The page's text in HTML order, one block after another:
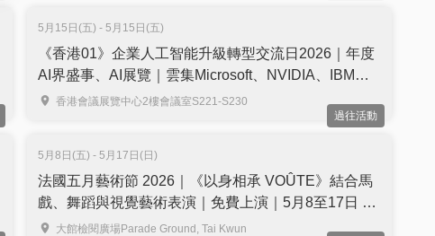
5月15日(五) - 5月15日(五)
《香港01》企業人工智能升級轉型交流日2026｜年度
AI界盛事、AI展覽｜雲集Microsoft、NVIDIA、IBM等
國際品牌代表同場分享｜免費學ChatGPT、
香港會議展覽中心2樓會議室S221-S230
過往活動
5月8日(五) - 5月17日(日)
法國五月藝術節 2026｜《以身相承 VOÛTE》結合馬
戲、舞蹈與視覺藝術表演｜免費上演｜5月8至17日 大
館檢閱廣場
大館檢閱廣場Parade Ground, Tai Kwun